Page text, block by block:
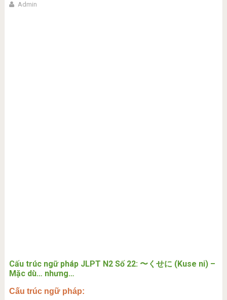
Admin
Cấu trúc ngữ pháp JLPT N2 Số 22: 〜くせに (Kuse ni) –
Mặc dù… nhưng…
Cấu trúc ngữ pháp: